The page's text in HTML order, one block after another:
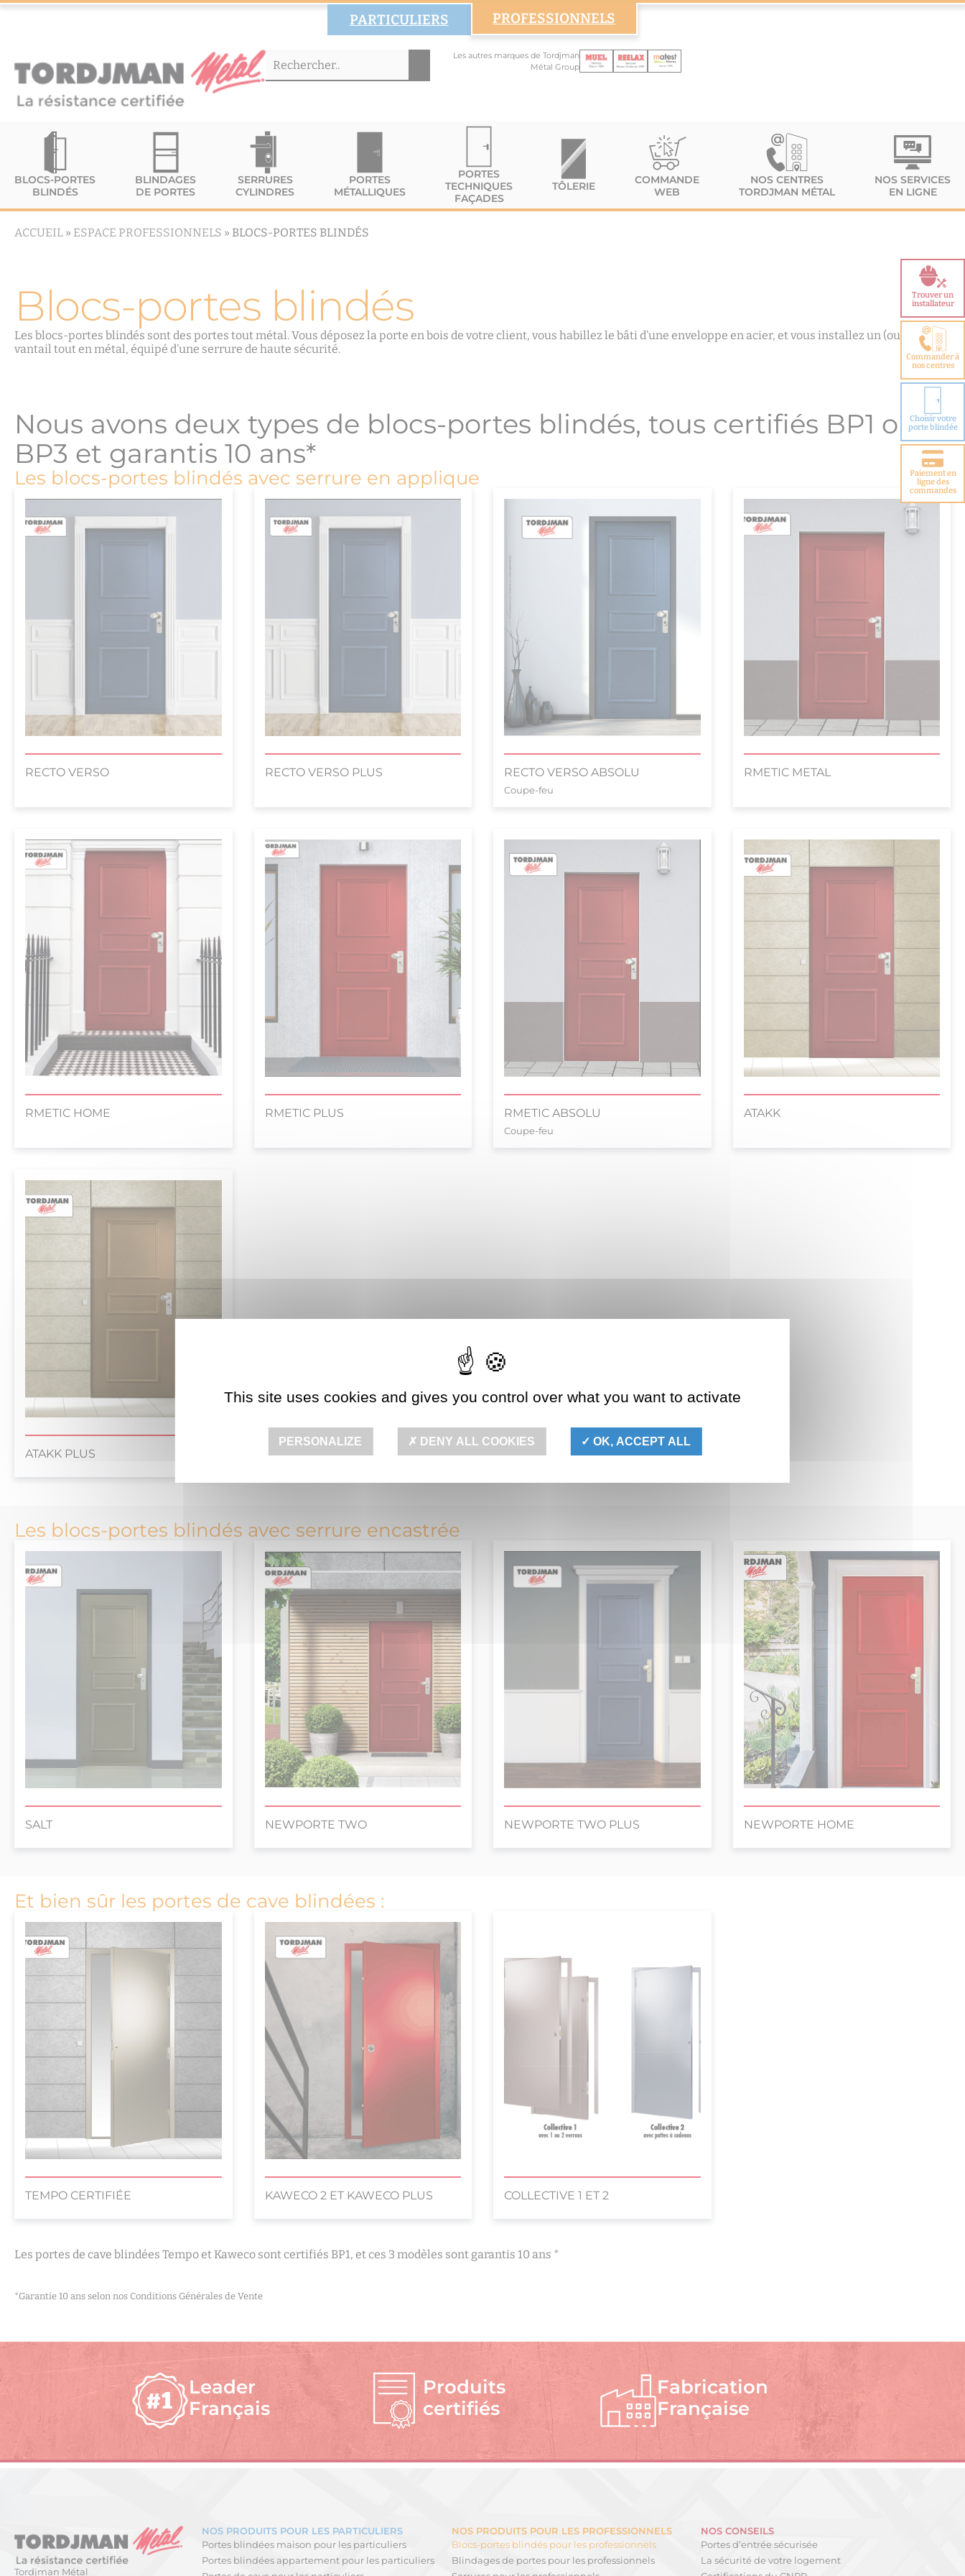
PARTICULIERS PROFESSIONNELS
Les autres marques de Tordjman
Métal Group
BLOCS-PORTES
BLINDÉS
BLINDAGES
DE PORTES
SERRURES
CYLINDRES
PORTES
MÉTALLIQUES
PORTES
TECHNIQUES
FAÇADES
TÔLERIE
COMMANDE
WEB
NOS CENTRES
TORDJMAN MÉTAL
NOS SERVICES
EN LIGNE
Trouver un
installateur
Commander à
nos centres
Choisir votre
porte blindée
Paiement en
ligne des
commandes
ACCUEIL » ESPACE PROFESSIONNELS » BLOCS-PORTES BLINDÉS
Blocs-portes blindés
Les blocs-portes blindés sont des portes tout métal. Vous déposez la porte en bois de votre client, vous habillez le bâti d’une enveloppe en acier, et vous installez un (ou deux)
vantail tout en métal, équipé d’une serrure de haute sécurité.
Nous avons deux types de blocs-portes blindés, tous certifiés BP1 ou
BP3 et garantis 10 ans*
Les blocs-portes blindés avec serrure en applique
RECTO VERSO RECTO VERSO PLUS RECTO VERSO ABSOLU
Coupe-feu
RMETIC METAL
RMETIC HOME RMETIC PLUS RMETIC ABSOLU
Coupe-feu
ATAKK
ATAKK PLUS
Les blocs-portes blindés avec serrure encastrée
SALT NEWPORTE TWO NEWPORTE TWO PLUS NEWPORTE HOME
Et bien sûr les portes de cave blindées :
TEMPO CERTIFIÉE KAWECO 2 ET KAWECO PLUS COLLECTIVE 1 ET 2
Les portes de cave blindées Tempo et Kaweco sont certifiés BP1, et ces 3 modèles sont garantis 10 ans *
*Garantie 10 ans selon nos Conditions Générales de Vente
Leader
Français
Produits
certifiés
Fabrication
Française
Tordjman Métal
NOS PRODUITS POUR LES PARTICULIERS
Portes blindées maison pour les particuliers
Portes blindées appartement pour les particuliers
NOS PRODUITS POUR LES PROFESSIONNELS
Blocs-portes blindés pour les professionnels
Blindages de portes pour les professionnels
NOS CONSEILS
Portes d’entrée sécurisée
La sécurité de votre logement
This site uses cookies and gives you control over what you want to activate
PERSONALIZE DENY ALL COOKIES OK, ACCEPT ALL